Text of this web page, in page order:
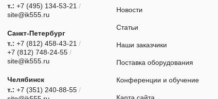
т.: +7 (495) 134-53-21 /
site@ik555.ru
Санкт-Петербург
т.: +7 (812) 458-43-21 /
+7 (812) 748-24-55 /
site@ik555.ru
Челябинск
т.: +7 (351) 240-88-55 /
Новости
Статьи
Наши заказчики
Поставка оборудования
Конференции и обучение